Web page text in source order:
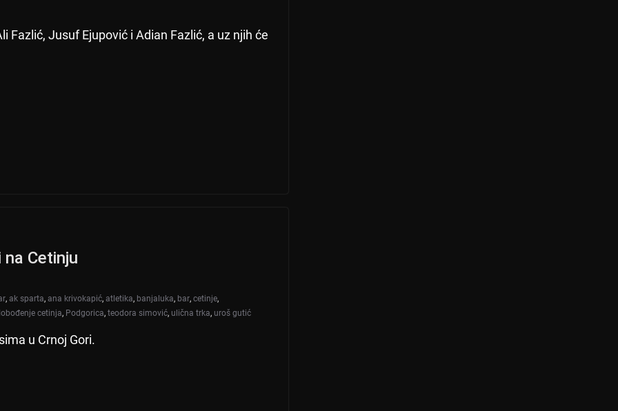
Fazlić, Jusuf Ejupović i Adian Fazlić, a uz njih će
Cetinju
, ak sparta, ana krivokapić, atletika, banjaluka, bar, cetinje,
cetinja, Podgorica, teodora simović, ulična trka, uroš gutić
u Crnoj Gori.